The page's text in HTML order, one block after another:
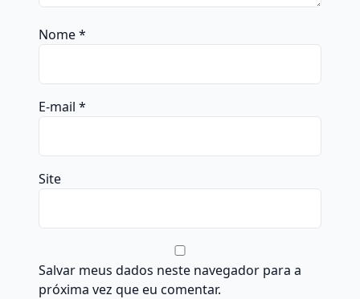
Nome*
E-mail *
Site
Salvar meus dados neste navegador para a
próxima vez que eu comentar.